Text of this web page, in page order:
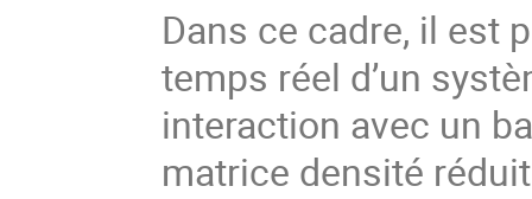
Dans ce cadre, il est
temps réel d’un
interaction avec un
matrice densité